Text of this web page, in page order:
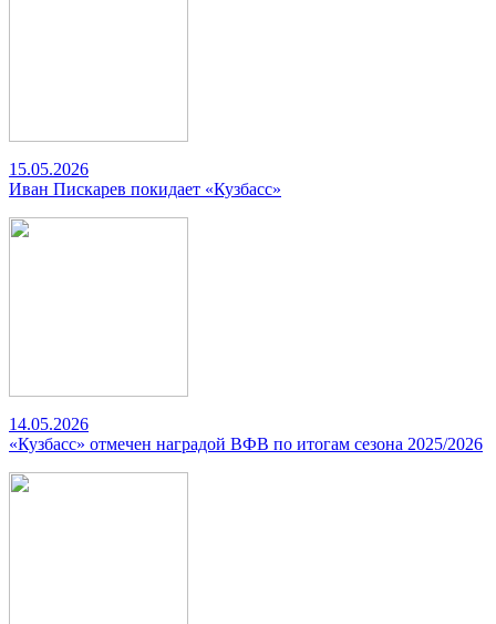
15.05.2026
Иван Пискарев покидает «Кузбасс»
14.05.2026
«Кузбасс» отмечен наградой ВФВ по итогам сезона 2025/2026